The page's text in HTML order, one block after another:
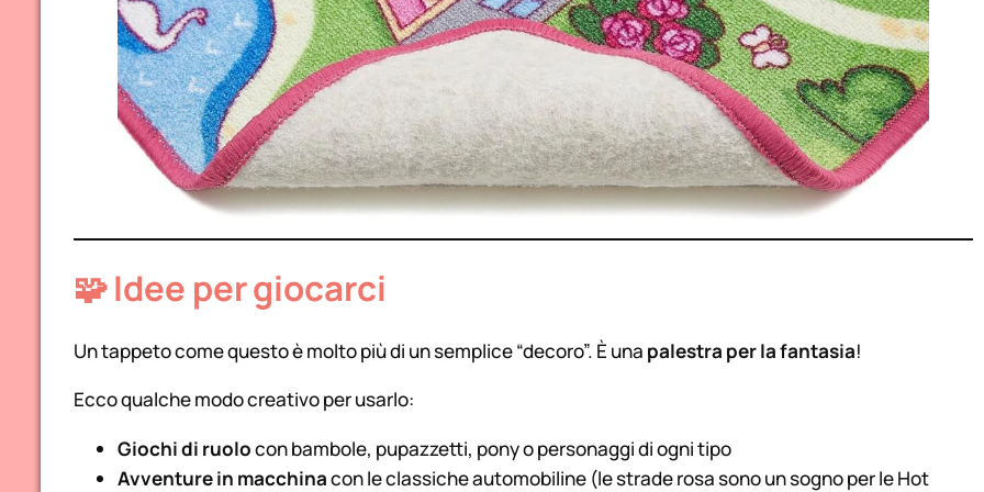
🧩 Idee per giocarci
Un tappeto come questo è molto più di un semplice “decoro”. È una palestra per la fantasia!
Ecco qualche modo creativo per usarlo:
Giochi di ruolocon bambole, pupazzetti, pony o personaggi di ogni tipo
Avventure in macchinacon le classiche automobiline (le strade rosa sono un sogno per le Hot